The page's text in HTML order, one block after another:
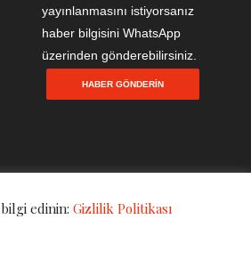
yayınlanmasını istiyorsanız
haber bilgisini WhatsApp
üzerinden gönderebilirsiniz.
HABER GÖNDERIN
edinin: Gizlilik Politikası